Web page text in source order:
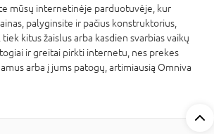
mūsų internetinėje parduotuvėje, kur
palyginsite ir pačius konstruktorius,
kitus žaislus arba kasdien svarbias vaikų
ir greitai pirkti internetu, nes prekes
arba į jums patogų, artimiausią Omniva